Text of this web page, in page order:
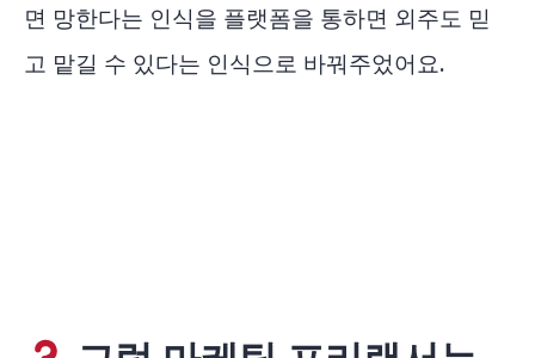
면 망한다는 인식을 플랫폼을 통하면 외주도 믿
고 맡길 수 있다는 인식으로 바꿔주었어요.